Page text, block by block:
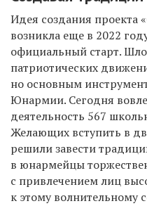
Идея создания проекта
возникла еще в 2022
официальный старт.
патриотических
но основным
Юнармии. Сегодня
деятельность 567
Желающих вступить в
решили завести
в юнармейцы
с привлечением лиц
к этому волнительному